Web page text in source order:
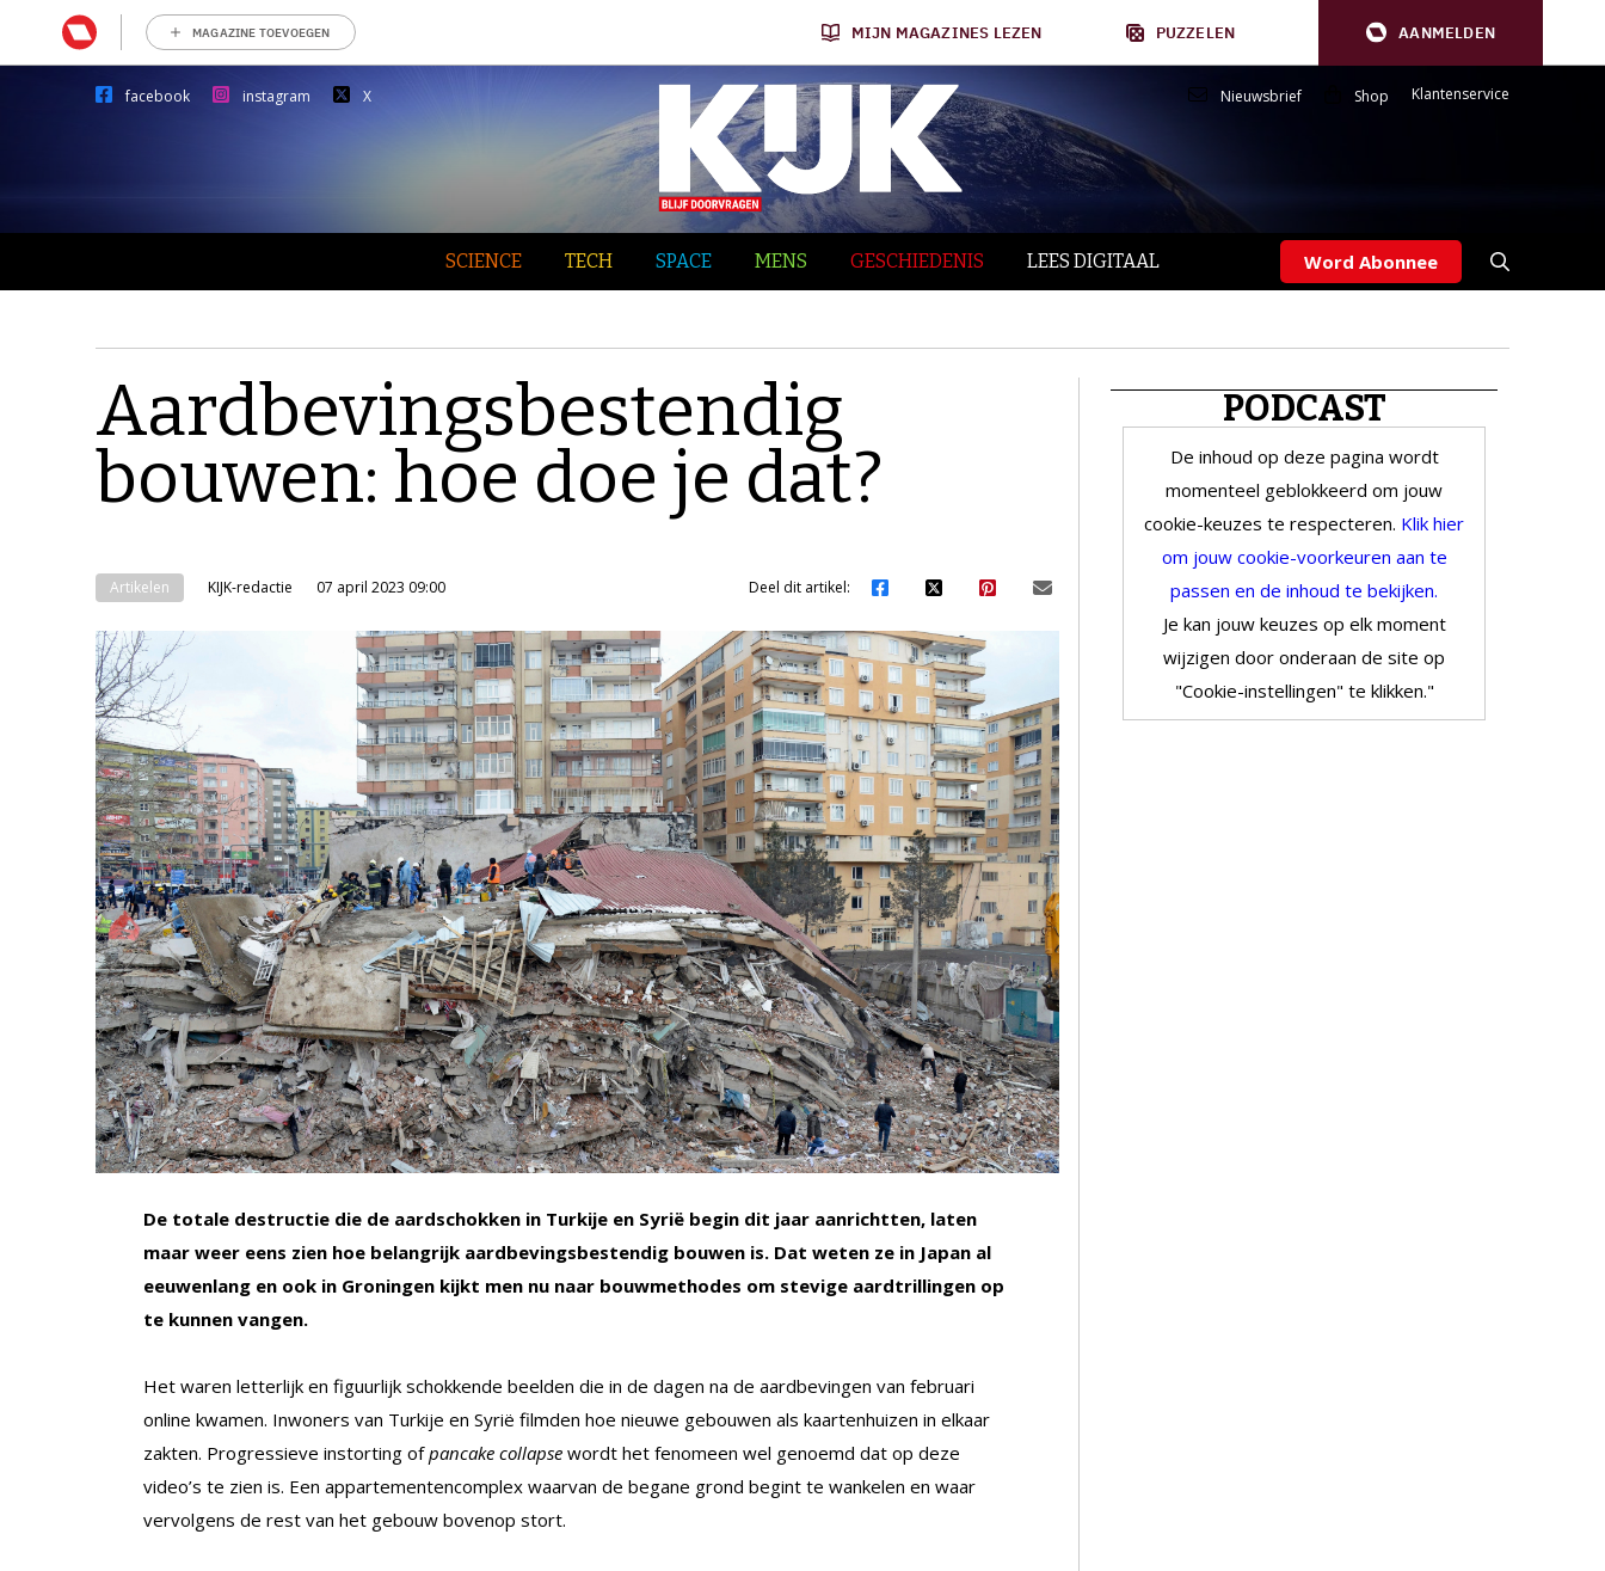
MAGAZINE TOEVOEGEN MIJN MAGAZINES LEZEN PUZZELEN AANMELDEN
facebook instagram X Nieuwsbrief Shop Klantenservice
SCIENCE TECH SPACE MENS GESCHIEDENIS LEES DIGITAAL Word Abonnee
Aardbevingsbestendig
bouwen: hoe doe je dat?
Artikelen KIJK-redactie 07 april 2023 09:00 Deel dit artikel:
De totale destructie die de aardschokken in Turkije en Syrië begin dit jaar aanrichtten, laten
maar weer eens zien hoe belangrijk aardbevingsbestendig bouwen is. Dat weten ze in Japan al
eeuwenlang en ook in Groningen kijkt men nu naar bouwmethodes om stevige aardtrillingen op
te kunnen vangen.
Het waren letterlijk en figuurlijk schokkende beelden die in de dagen na de aardbevingen van februari
online kwamen. Inwoners van Turkije en Syrië filmden hoe nieuwe gebouwen als kaartenhuizen in elkaar
zakten. Progressieve instorting ofpancake collapse wordt het fenomeen wel genoemd dat op deze
video’s te zien is. Een appartementencomplex waarvan de begane grond begint te wankelen en waar
vervolgens de rest van het gebouw bovenop stort.
PODCAST
De inhoud op deze pagina wordt
momenteel geblokkeerd om jouw
cookie-keuzes te respecteren. Klik hier
om jouw cookie-voorkeuren aan te
passen en de inhoud te bekijken.
Je kan jouw keuzes op elk moment
wijzigen door onderaan de site op
"Cookie-instellingen" te klikken."